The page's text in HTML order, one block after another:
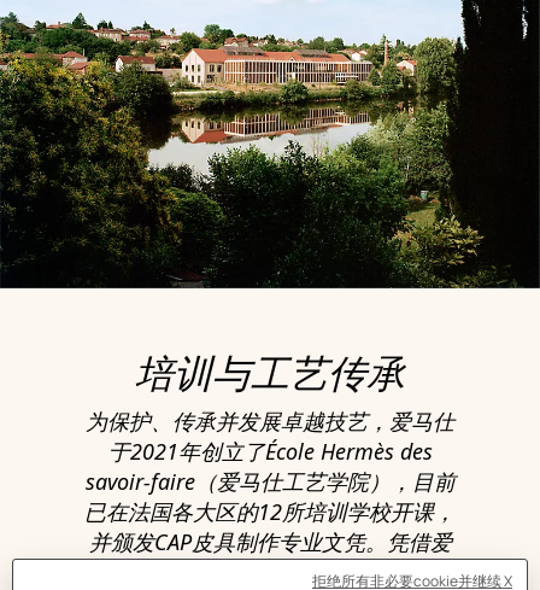
培训与工艺传承
为保护、传承并发展卓越技艺，爱马仕
于2021年创立了École Hermès des
savoir-faire（爱马仕工艺学院），目前
已在法国各大区的12所培训学校开课，
并颁发CAP皮具制作专业文凭。凭借爱
马仕在皮具工艺传承上一贯的教学专